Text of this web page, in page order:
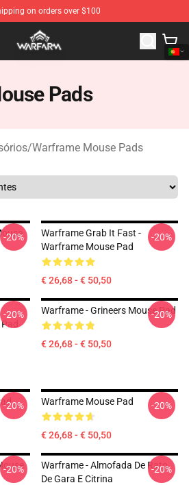
on orders over $100
Warframe Merchandise Store
Pads
/Warframe Mouse Pads
-20%
Warframe Grab It Fast -
Warframe Mouse Pad
€ 26,68 - € 50,50
-20%
-20% Warframe - Grineers Mouse Pad
€ 26,68 - € 50,50
-20%
-20% Warframe Mouse Pad
€ 26,68 - € 50,50
-20%
-20%
Warframe - Almofada De Rato
De Gara E Citrina
-20%